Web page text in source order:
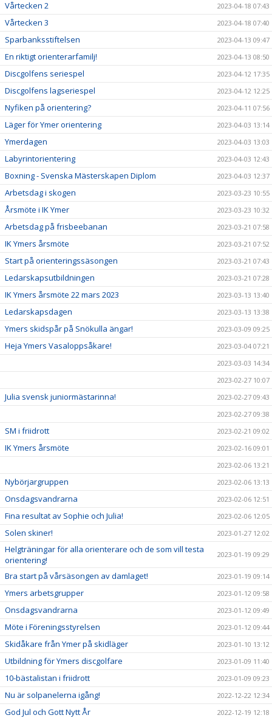
Vårtecken 2 2023-04-18 07:43
Vårtecken 3 2023-04-18 07:40
Sparbanksstiftelsen 2023-04-13 09:47
En riktigt orienterarfamilj! 2023-04-13 08:50
Discgolfens seriespel 2023-04-12 17:35
Discgolfens lagseriespel 2023-04-12 12:25
Nyfiken på orientering? 2023-04-11 07:56
Läger för Ymer orientering 2023-04-03 13:14
Ymerdagen 2023-04-03 13:03
Labyrintorientering 2023-04-03 12:43
Boxning - Svenska Mästerskapen Diplom 2023-04-03 12:37
Arbetsdag i skogen 2023-03-23 10:55
Årsmöte i IK Ymer 2023-03-23 10:32
Arbetsdag på frisbeebanan 2023-03-21 07:58
IK Ymers årsmöte 2023-03-21 07:52
Start på orienteringssäsongen 2023-03-21 07:43
Ledarskapsutbildningen 2023-03-21 07:28
IK Ymers årsmöte 22 mars 2023 2023-03-13 13:40
Ledarskapsdagen 2023-03-13 13:38
Ymers skidspår på Snökulla ängar! 2023-03-09 09:25
Heja Ymers Vasaloppsåkare!
2023-03-04 07:21
2023-03-03 14:34
2023-02-27 10:07
Julia svensk juniormästarinna!
2023-02-27 09:43
2023-02-27 09:38
SM i friidrott 2023-02-21 09:02
IK Ymers årsmöte
2023-02-16 09:01
2023-02-06 13:21
Nybörjargruppen 2023-02-06 13:13
Onsdagsvandrarna 2023-02-06 12:51
Fina resultat av Sophie och Julia! 2023-02-06 12:05
Solen skiner! 2023-01-27 12:02
Helgträningar för alla orienterare och de som vill testa
orientering!
2023-01-19 09:29
Bra start på vårsäsongen av damlaget! 2023-01-19 09:14
Ymers arbetsgrupper 2023-01-12 09:58
Onsdagsvandrarna 2023-01-12 09:49
Möte i Föreningsstyrelsen 2023-01-12 09:44
Skidåkare från Ymer på skidläger 2023-01-10 13:12
Utbildning för Ymers discgolfare 2023-01-09 11:40
10-bästalistan i friidrott 2023-01-09 09:23
Nu är solpanelerna igång! 2022-12-22 12:34
God Jul och Gott Nytt År 2022-12-19 12:18